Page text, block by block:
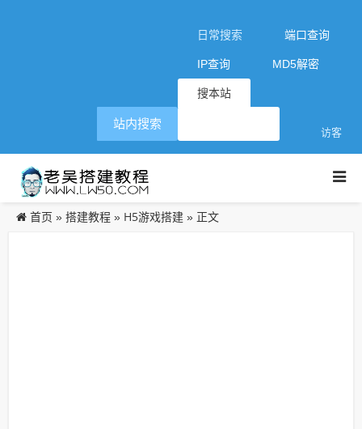
日常搜索 端口查询
IP查询 MD5解密
搜本站
访客
站内搜索
首页 » 搭建教程 » H5游戏搭建 » 正文